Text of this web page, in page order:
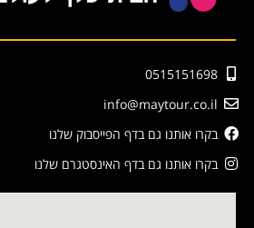
0515151698
info@maytour.co.il
בקרו אותנו גם בדף הפייסבוק שלנו
בקרו אותנו גם בדף האינסטגרם שלנו